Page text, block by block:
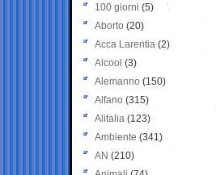
100 giorni (5)
Aborto (20)
Acca Larentia (2)
Alcool (3)
Alemanno (150)
Alfano (315)
Alitalia (123)
Ambiente (341)
AN (210)